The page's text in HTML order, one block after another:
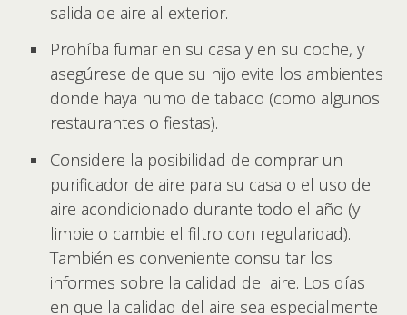
salida de aire al exterior.
Prohíba fumar en su casa y en su coche, y
asegúrese de que su hijo evite los ambientes
donde haya humo de tabaco (como algunos
restaurantes o fiestas).
Considere la posibilidad de comprar un
purificador de aire para su casa o el uso de
aire acondicionado durante todo el año (y
limpie o cambie el filtro con regularidad).
También es conveniente consultar los
informes sobre la calidad del aire. Los días
en que la calidad del aire sea especialmente